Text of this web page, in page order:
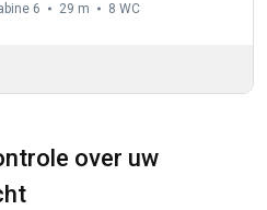
6 29 m 8 WC
over uw